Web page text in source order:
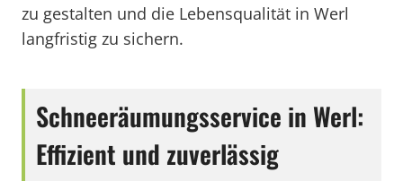
zu gestalten und die Lebensqualität in Werl
langfristig zu sichern.
Schneeräumungsservice in Werl:
Effizient und zuverlässig